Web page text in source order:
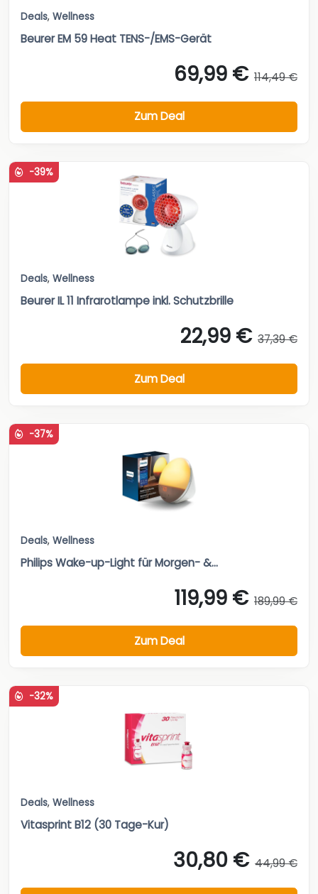
Deals, Wellness
Beurer EM 59 Heat TENS-/EMS-Gerät
69,99 € 114,49 €
Zum Deal
-39%
Deals, Wellness
Beurer IL 11 Infrarotlampe inkl. Schutzbrille
22,99 € 37,39 €
Zum Deal
-37%
Deals, Wellness
Philips Wake-up-Light für Morgen- &...
119,99 € 189,99 €
Zum Deal
-32%
Deals, Wellness
Vitasprint B12 (30 Tage-Kur)
30,80 € 44,99 €